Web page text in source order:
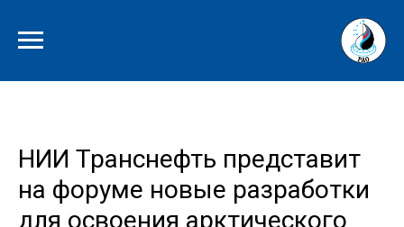
НИИ Транснефть представит
на форуме новые разработки
для освоения арктического